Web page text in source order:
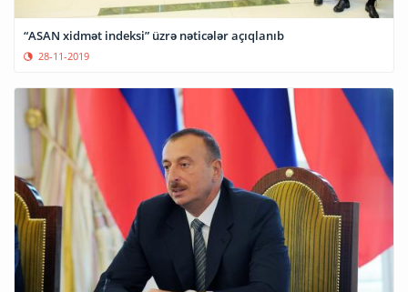
“ASAN xidmət indeksi” üzrə nəticələr açıqlanıb
28-11-2019